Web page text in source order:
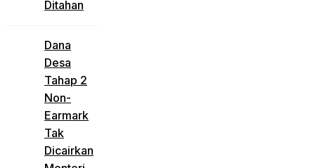
Ditahan
Dana
Desa
Tahap 2
Non-
Earmark
Tak
Dicairkan